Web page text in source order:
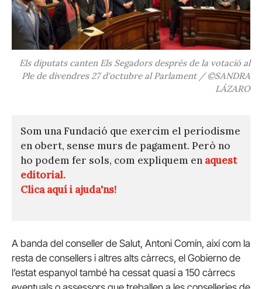
Els diputats canten Els Segadors després de la votació al
Ple de divendres 27 d'octubre al Parlament / ©SANDRA
LÁZARO
Som una Fundació que exercim el periodisme
en obert, sense murs de pagament. Però no
ho podem fer sols, com expliquem en aquest
editorial.
Clica aquí i ajuda'ns!
A banda del conseller de Salut, Antoni Comín, així com la
resta de consellers i altres alts càrrecs, el Gobierno de
l’estat espanyol també ha cessat quasi a 150 càrrecs